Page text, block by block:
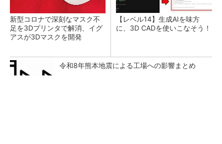
新型コロナで深刻なマスク不
足を3Dプリンタで解消、イグ
アスが3Dマスクを開発
【レベル14】生成AIを味方
に、3D CADを使いこなそう！
令和8年熊本地震による工場への影響まとめ